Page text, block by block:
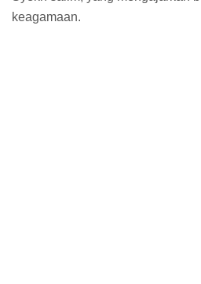
keagamaan.